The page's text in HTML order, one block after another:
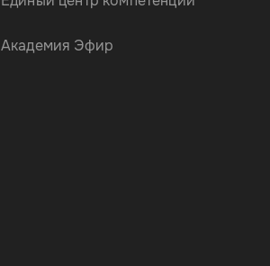
Академия Эфир